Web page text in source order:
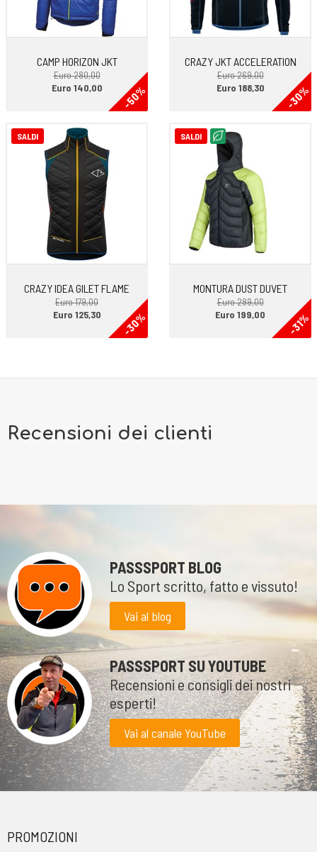
CAMP HORIZON JKT
Euro 280,00
-50%
Euro 140,00
CRAZY JKT ACCELERATION
Euro 269,00
-30%
Euro 188,30
SALDI
CRAZY IDEA GILET FLAME
Euro 179,00
-30%
Euro 125,30
SALDI
MONTURA DUST DUVET
Euro 289,00
-31%
Euro 199,00
Recensioni dei clienti
PASSSPORT BLOG
Lo Sport scritto, fatto e vissuto!
Vai al blog
PASSSPORT SU YOUTUBE
Recensioni e consigli dei nostri
esperti!
Vai al canale YouTube
PROMOZIONI